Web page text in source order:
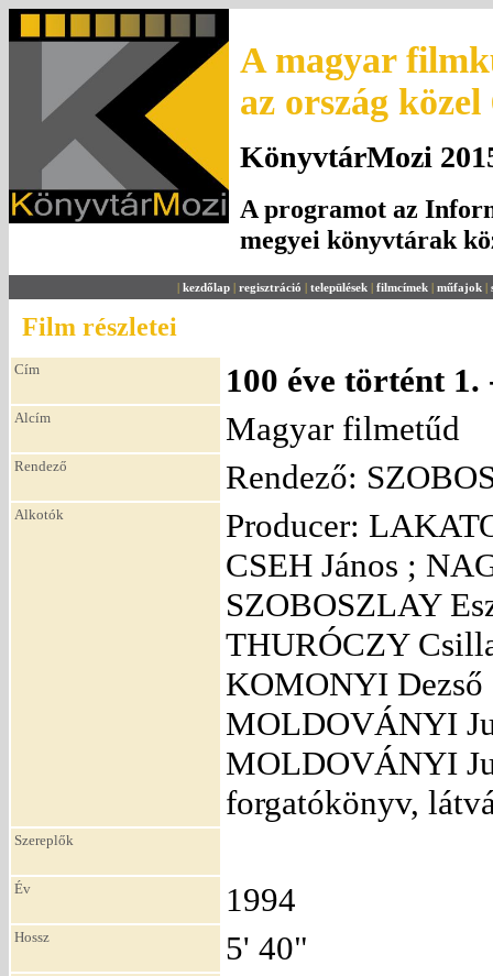
A magyar
az ország
KönyvtárMozi
A programot az
megyei könyvtárak
| kezdőlap | regisztráció | települések | filmcímek | műfajok |
Film részletei
Cím 100 éve történt
Alcím Magyar filmetűd
Rendező Rendező:
Alkotók
Producer:
CSEH János ;
SZOBOSZLAY
THURÓCZY
KOMONYI Dezső
MOLDOVÁNYI
MOLDOVÁNYI
forgatókönyv,
Szereplők
Év 1994
Hossz 5' 40"